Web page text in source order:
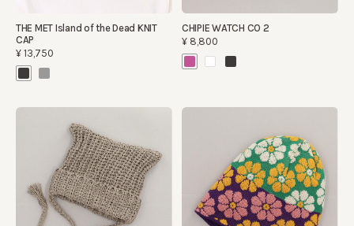
THE MET Island of the Dead KNIT
CAP
¥13,750
CHIPIE WATCH CO 2
¥8,800